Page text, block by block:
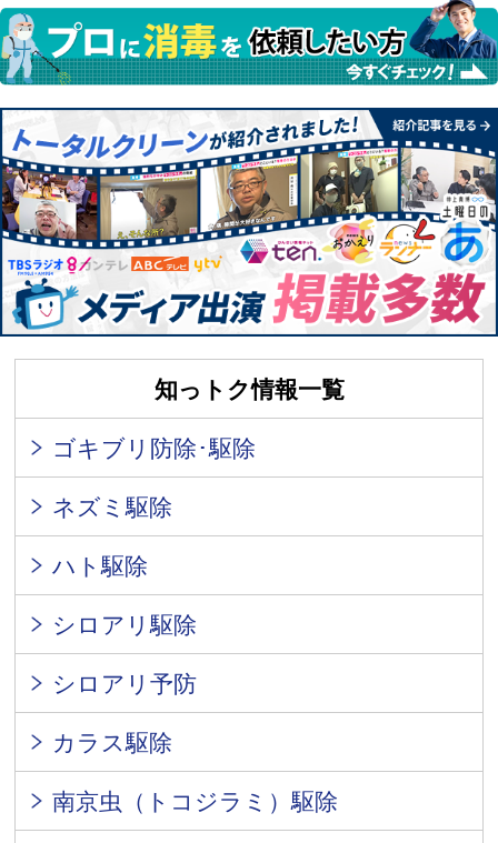
知っトク情報一覧
ゴキブリ防除･駆除
ネズミ駆除
ハト駆除
シロアリ駆除
シロアリ予防
カラス駆除
南京虫（トコジラミ）駆除